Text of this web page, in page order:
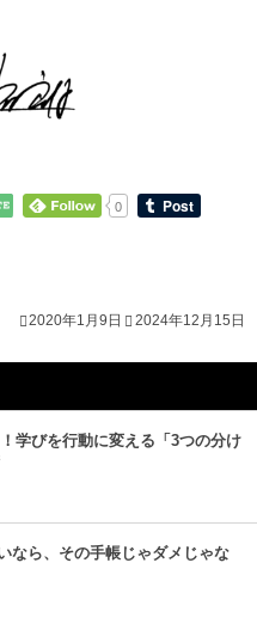
0
2020年1月9日 2024年12月15日
学びを行動に変える「3つの分け
なら、その手帳じゃダメじゃな